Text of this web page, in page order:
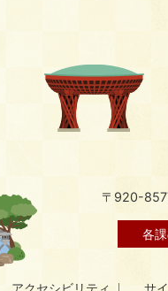
〒920-
各